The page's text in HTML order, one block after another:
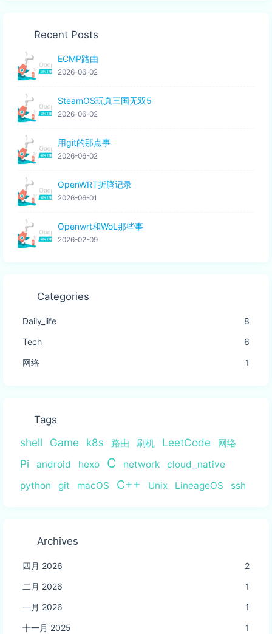
Recent Posts
ECMP路由
2026-06-02
SteamOS玩真三国无双5
2026-06-02
用git的那点事
2026-06-02
OpenWRT折腾记录
2026-06-01
Openwrt和WoL那些事
2026-02-09
Categories
Daily_life
8
Tech
6
网络
1
Tags
shell Game k8s 路由 刷机 LeetCode 网络
Pi android hexo C network
cloud_native
python
git macOS C++ Unix LineageOS ssh
Archives
四月 2026
2
二月 2026
1
一月 2026
1
十一月 2025
1